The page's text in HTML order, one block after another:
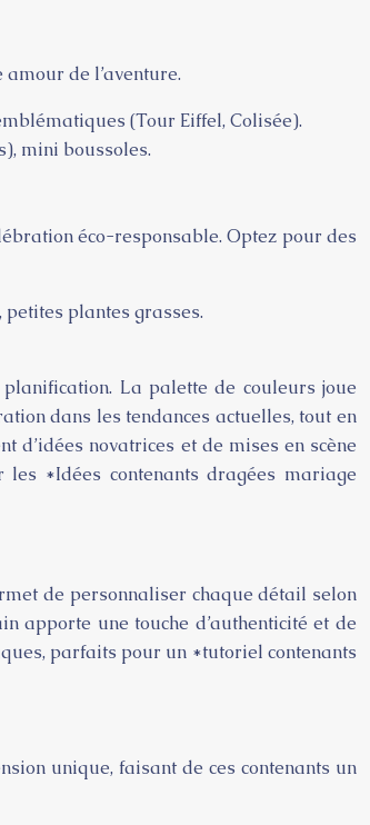
de l’aventure.
(Tour Eiffel, Colisée).
mini boussoles.
éco-responsable. Optez pour des
plantes grasses.
La palette de couleurs joue
dans les tendances actuelles, tout en
novatrices et de mises en scène
*Idées contenants dragées mariage
de personnaliser chaque détail selon
apporte une touche d’authenticité et de
parfaits pour un *tutoriel contenants
unique, faisant de ces contenants un